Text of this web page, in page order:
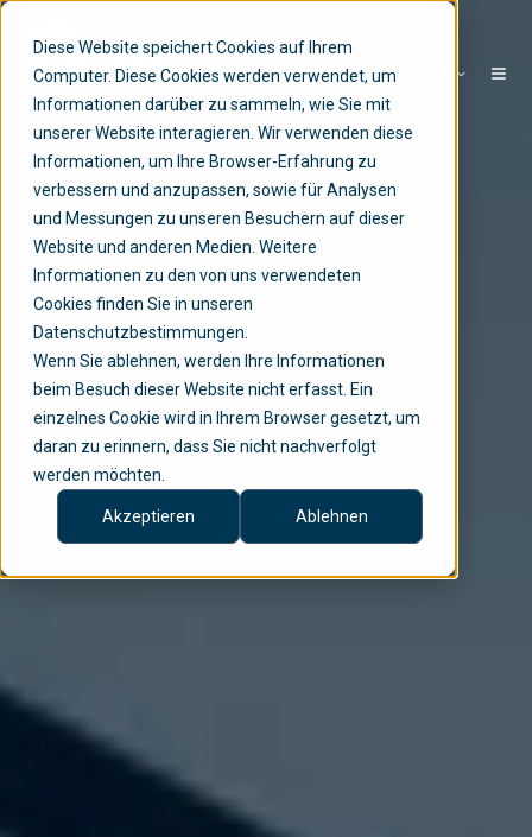
Diese Website speichert Cookies auf Ihrem
Computer. Diese Cookies werden verwendet, um
Informationen darüber zu sammeln, wie Sie mit
unserer Website interagieren. Wir verwenden diese
Informationen, um Ihre Browser-Erfahrung zu
verbessern und anzupassen, sowie für Analysen
und Messungen zu unseren Besuchern auf dieser
Website und anderen Medien. Weitere
Informationen zu den von uns verwendeten
Cookies finden Sie in unseren
Datenschutzbestimmungen.
Wenn Sie ablehnen, werden Ihre Informationen
beim Besuch dieser Website nicht erfasst. Ein
einzelnes Cookie wird in Ihrem Browser gesetzt, um
daran zu erinnern, dass Sie nicht nachverfolgt
werden möchten.
Akzeptieren Ablehnen